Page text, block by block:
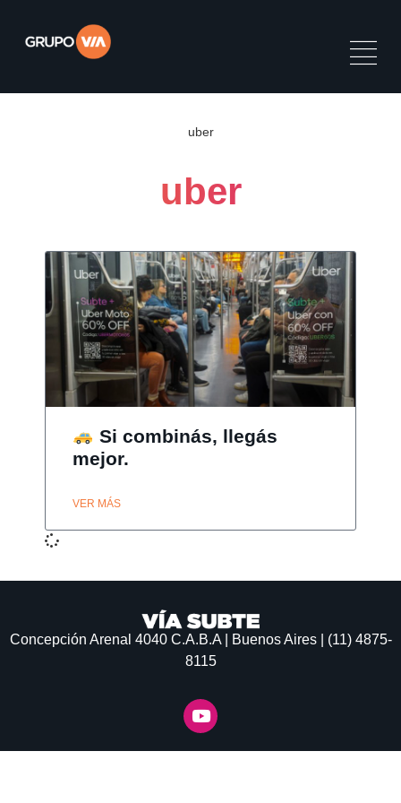
uber
uber
Si combinás, llegás
mejor.
VER MÁS
Concepción Arenal 4040C.A.B.A | Buenos Aires | (11) 4875-
8115